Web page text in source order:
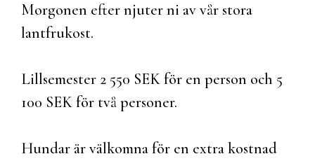
Morgonen efter njuter ni av vår stora
lantfrukost.
Lillsemester 2 550 SEK för en person och 5
100 SEK för två personer.
Hundar är välkomna för en extra kostnad